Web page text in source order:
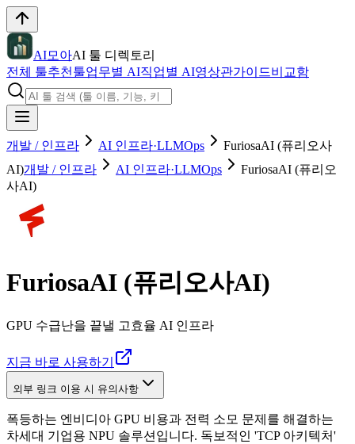
AI모아AI 툴 디렉토리
전체 툴추천툴업무별 AI직업별 AI영상관가이드비교함
개발 / 인프라 AI 인프라·LLMOps
FuriosaAI (퓨리오사
AI)개발 / 인프라 AI 인프라·LLMOps
FuriosaAI (퓨리오
사AI)
FuriosaAI (퓨리오사AI)
GPU 수급난을 끝낼 고효율 AI 인프라
지금 바로 사용하기
외부 링크 이용 시 유의사항
폭등하는 엔비디아 GPU 비용과 전력 소모 문제를 해결하는
차세대 기업용 NPU 솔루션입니다. 독보적인 'TCP 아키텍처'